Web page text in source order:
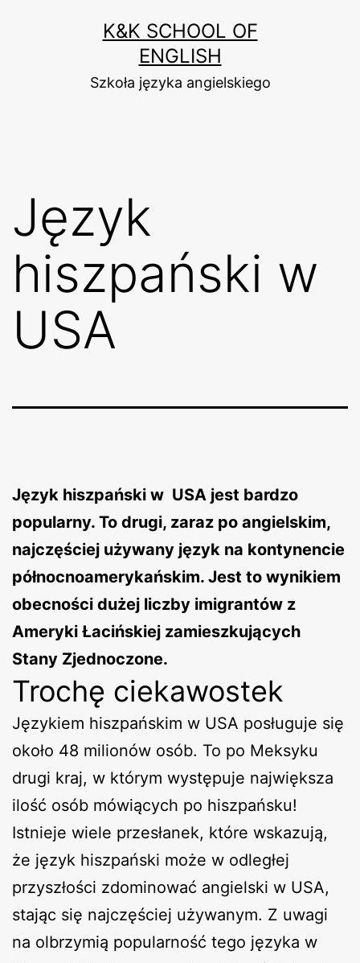
K&K SCHOOL OF
ENGLISH
Szkoła języka angielskiego
Język
hiszpański w
USA
Język hiszpański w USA jest bardzo
popularny. To drugi, zaraz po angielskim,
najczęściej używany język na kontynencie
północnoamerykańskim. Jest to wynikiem
obecności dużej liczby imigrantów z
Ameryki Łacińskiej zamieszkujących
Stany Zjednoczone.
Trochę ciekawostek
Językiem hiszpańskim w USA posługuje się
około 48 milionów osób. To po Meksyku
drugi kraj, w którym występuje największa
ilość osób mówiących po hiszpańsku!
Istnieje wiele przesłanek, które wskazują,
że język hiszpański może w odległej
przyszłości zdominować angielski w USA,
stając się najczęściej używanym. Z uwagi
na olbrzymią popularność tego języka w